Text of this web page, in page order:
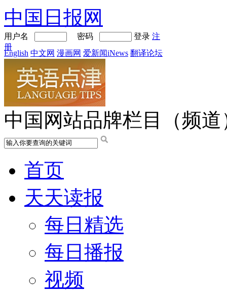
中国日报网
用户名 密码 登录 注
册
English 中文网 漫画网 爱新闻iNews 翻译论坛
中国网站品牌栏目（频道
首页
天天读报
每日精选
每日播报
视频